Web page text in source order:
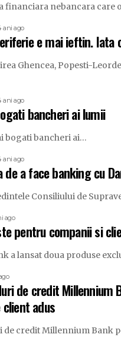
financiara nebancara care
ani ago
e mai ieftin. Iata
Ghencea, Popesti-
ani ago
bancheri ai lumii
bogati bancheri ai…
ani ago
a face banking cu
Consiliului de
ago
pentru companii si
a lansat doua produse
de credit Millennium
adus
de credit Millennium Bank